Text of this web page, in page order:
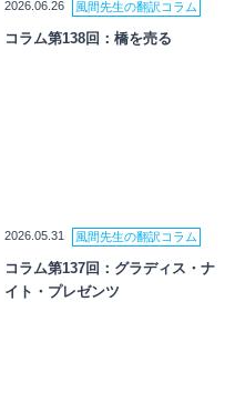
2026.06.26 風間先生の翻訳コラム
コラム第138回：橋を売る
2026.05.31 風間先生の翻訳コラム
コラム第137回：グラディス・ナ
イト・プレゼンツ